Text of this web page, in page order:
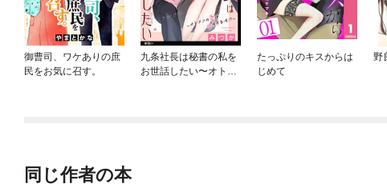
御曹司、ワケありの庶
民をお気に召す。
九条社長は秘書の私を
お世話したい〜オトメ
たっぷりのキスからは
じめて
野
同じ作者の本